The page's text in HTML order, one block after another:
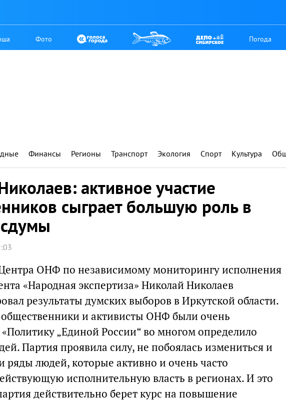
Фото Погода
Финансы Регионы Транспорт Экология Спорт Культура
активное участие
сыграет большую роль в
ОНФ по независимому мониторингу исполнения
«Народная экспертиза» Николай Николаев
результаты думских выборов в Иркутской области.
общественники и активисты ОНФ были очень
„Единой России“ во многом определило
Партия проявила силу, не побоялась измениться и
ряды людей, которые активно и очень часто
исполнительную власть в регионах. И это
действительно берет курс на повышение